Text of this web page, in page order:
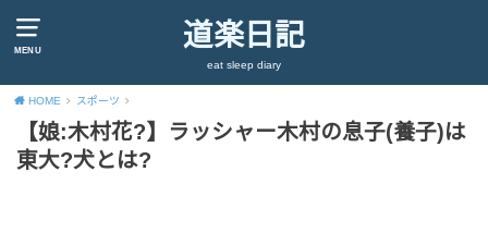
MENU 道楽日記
eat sleep diary
HOME スポーツ
【娘:木村花?】ラッシャー木村の息子(養子)は
東大?犬とは?